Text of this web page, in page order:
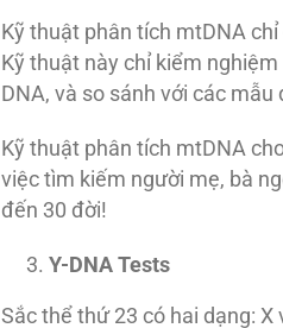
Kỹ thuật phân tích mtDNA
Kỹ thuật này chỉ kiểm
DNA, và so sánh với các
Kỹ thuật phân tích mtDNA
việc tìm kiếm người mẹ, bà
đến 30 đời!
Y-DNA Tests
Sắc thể thứ 23 có hai dạng: X